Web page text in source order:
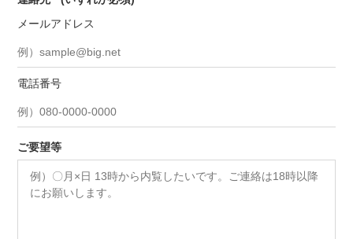
メールアドレス
電話番号
ご要望等